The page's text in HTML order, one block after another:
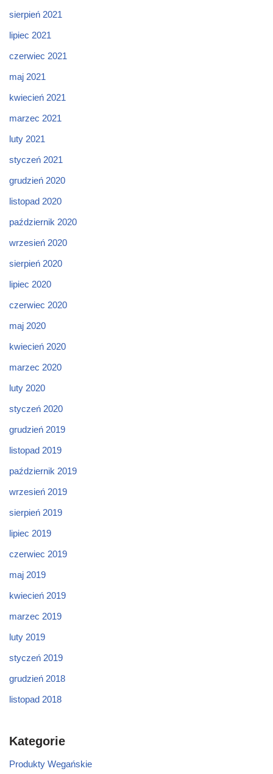
sierpień 2021
lipiec 2021
czerwiec 2021
maj 2021
kwiecień 2021
marzec 2021
luty 2021
styczeń 2021
grudzień 2020
listopad 2020
październik 2020
wrzesień 2020
sierpień 2020
lipiec 2020
czerwiec 2020
maj 2020
kwiecień 2020
marzec 2020
luty 2020
styczeń 2020
grudzień 2019
listopad 2019
październik 2019
wrzesień 2019
sierpień 2019
lipiec 2019
czerwiec 2019
maj 2019
kwiecień 2019
marzec 2019
luty 2019
styczeń 2019
grudzień 2018
listopad 2018
Kategorie
Produkty Wegańskie